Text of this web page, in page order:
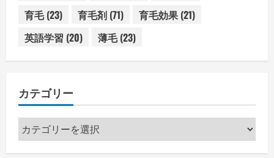
育毛(23) 育毛剤 (71) 育毛効果 (21)
英語学習 (20) 薄毛(23)
カテゴリー
カ
テ